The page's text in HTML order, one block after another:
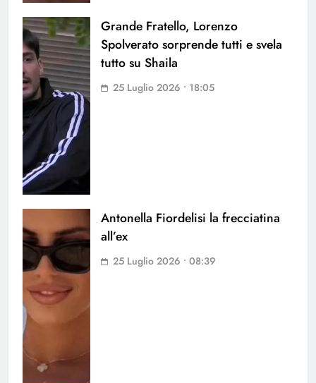
Grande Fratello, Lorenzo
Spolverato sorprende tutti e svela
tutto su Shaila
25 Luglio 2026 • 18:05
Antonella Fiordelisi la frecciatina
all’ex
25 Luglio 2026 • 08:39